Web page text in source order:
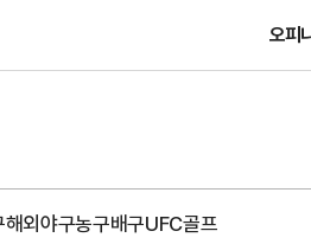
오피
해외야구농구배구UFC골프